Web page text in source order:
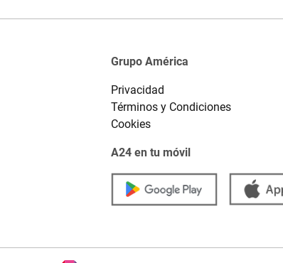
Grupo América
Privacidad
Términos y Condiciones
Cookies
A24 en tu móvil